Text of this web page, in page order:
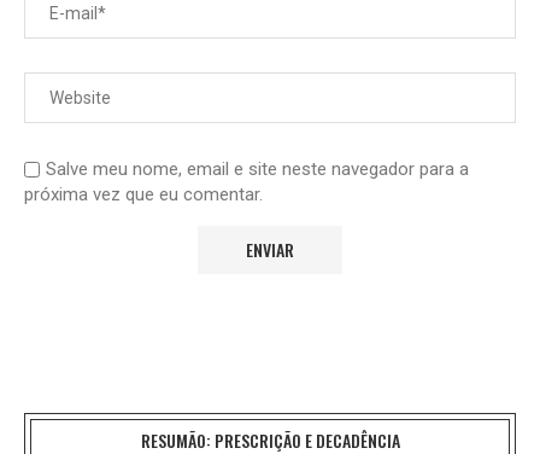
Salve meu nome, email e site neste navegador para a
próxima vez que eu comentar.
RESUMÃO: PRESCRIÇÃO E DECADÊNCIA